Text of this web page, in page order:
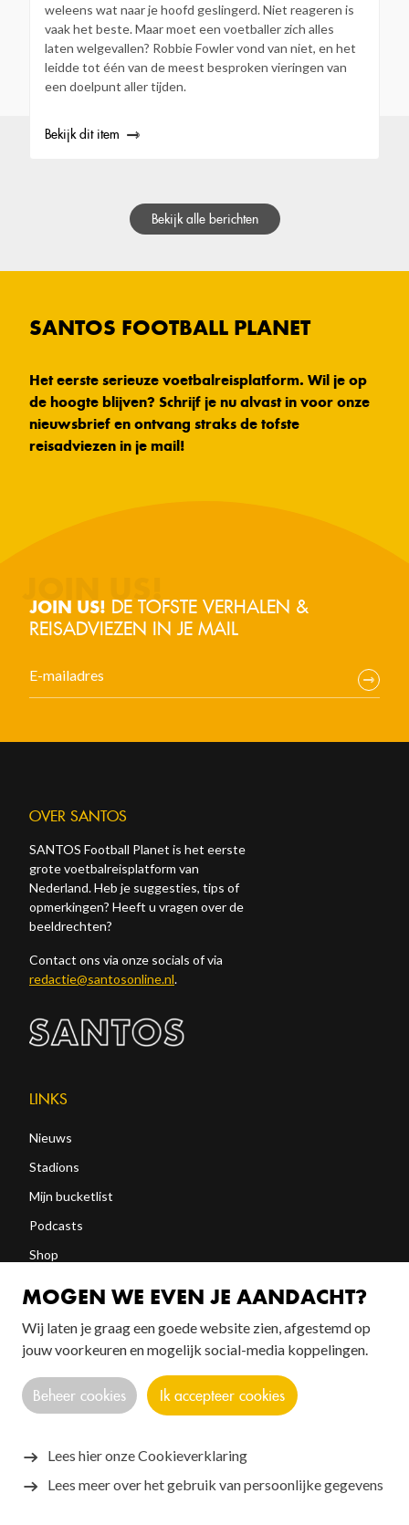
weleens wat naar je hoofd geslingerd. Niet reageren is
vaak het beste. Maar moet een voetballer zich alles
laten welgevallen? Robbie Fowler vond van niet, en het
leidde tot één van de meest besproken vieringen van
een doelpunt aller tijden.
Bekijk dit item
Bekijk alle berichten
SANTOS FOOTBALL PLANET
Het eerste serieuze voetbalreisplatform. Wil je op
de hoogte blijven? Schrijf je nu alvast in voor onze
nieuwsbrief en ontvang straks de tofste
reisadviezen in je mail!
JOIN US! DE TOFSTE VERHALEN &
REISADVIEZEN IN JE MAIL
OVER SANTOS
SANTOS Football Planet is het eerste
grote voetbalreisplatform van
Nederland. Heb je suggesties, tips of
opmerkingen? Heeft u vragen over de
beeldrechten?
Contact ons via onze socials of via
redactie@santosonline.nl.
LINKS
Nieuws
Stadions
Mijn bucketlist
Podcasts
Shop
FOLLOW US!
Copyright © 2026 SANTOS
MOGEN WE EVEN JE AANDACHT?
Wij laten je graag een goede website zien, afgestemd op
jouw voorkeuren en mogelijk social-media koppelingen.
Beheer cookies Ik accepteer cookies
Lees hier onze Cookieverklaring
Lees meer over het gebruik van persoonlijke gegevens